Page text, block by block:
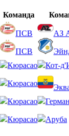
Команда
ПСВ АЗ
ПСВ
Кюрасао Кот-
Кюрасао
Кюрасао
Кюрасао Аруба